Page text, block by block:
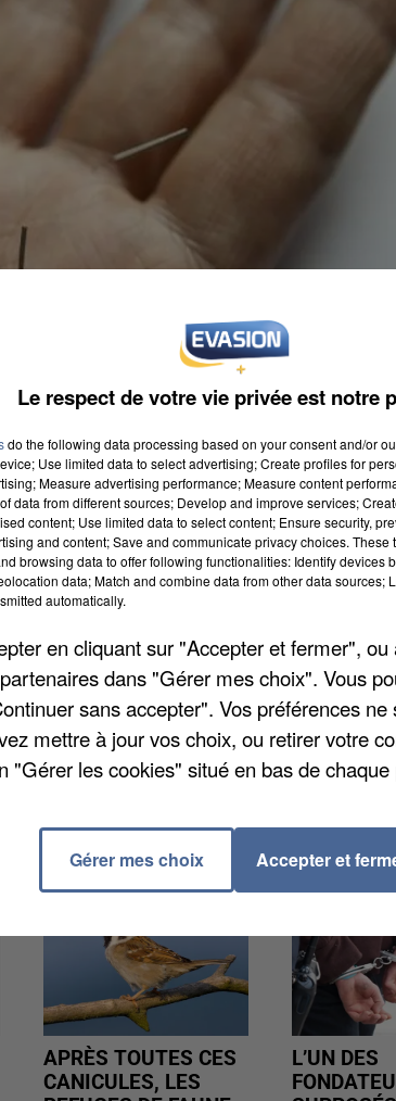
mardi santé ! Une conférence est prévue
pour expliquer cette pratique
de maux. L'entrée est gratuite.
APRÈS TOUTES CES
CANICULES, LES
L’UN DES
Le respect de votre vie privée est notre
do the following data processing based on your consent and/or
Use limited data to select advertising; Create profiles for
Measure advertising performance; Measure content
data from different sources; Develop and improve services;
content; Use limited data to select content; Ensure security,
and content; Save and communicate privacy choices.
browsing data to offer following functionalities: Identify devices
data; Match and combine data from other data sources;
automatically.
en cliquant sur "Accepter et fermer",
dans "Gérer mes choix". Vous
sans accepter". Vos préférences
mettre à jour vos choix, ou retirer votre
"Gérer les cookies" situé en bas de chaque
Gérer mes choix Accepter et